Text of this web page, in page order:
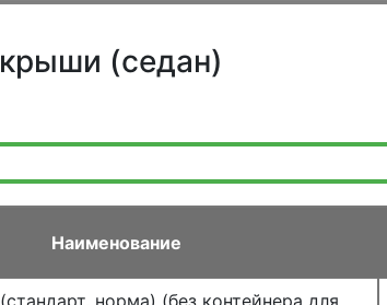
(седан)
Наименование
норма) (без контейнера для